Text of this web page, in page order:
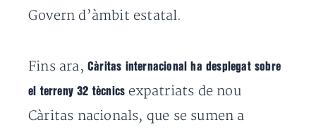
Govern d’àmbit estatal.
Fins ara, Càritas internacional ha desplegat sobre
el terreny 32 tècnics expatriats de nou
Càritas nacionals, que se sumen a